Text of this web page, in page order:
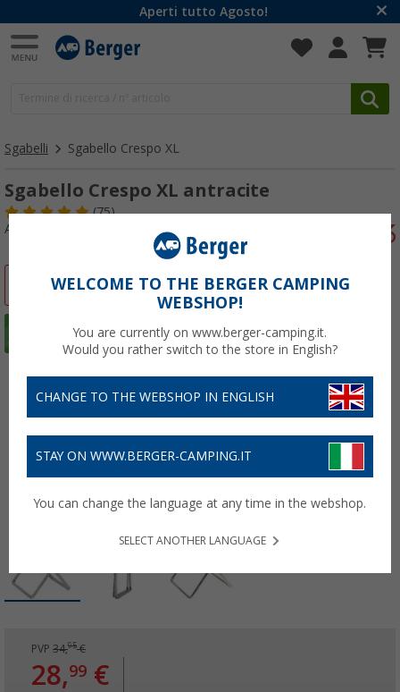
Aperti tutto Agosto!
Sgabelli Sgabello Crespo XL
Sgabello Crespo XL antracite
(75)
Articolo n: 710950
-17%
PVP 34,95€
28,99 €
WELCOME TO THE BERGER CAMPING
WEBSHOP!
You are currently on www.berger-camping.it.
Would you rather switch to the store in English?
CHANGE TO THE WEBSHOP IN ENGLISH
STAY ON WWW.BERGER-CAMPING.IT
You can change the language at any time in the webshop.
SELECT ANOTHER LANGUAGE